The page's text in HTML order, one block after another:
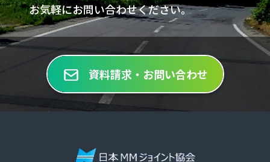
お気軽にお問い合わせください。
資料請求・お問い合わせ